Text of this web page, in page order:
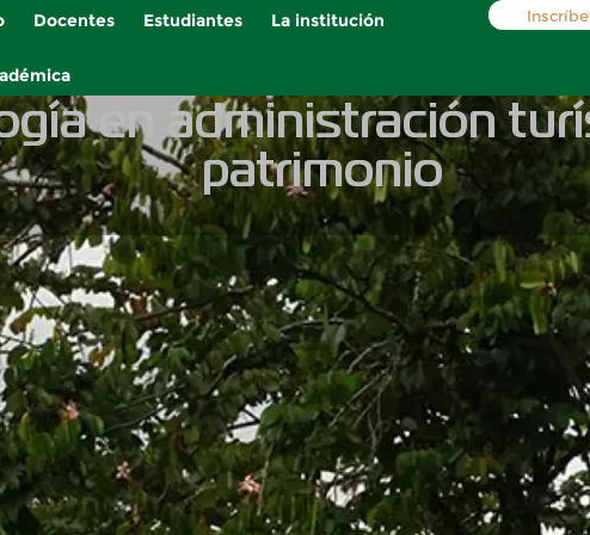
Docentes Estudiantes La institución
en administración
patrimonio